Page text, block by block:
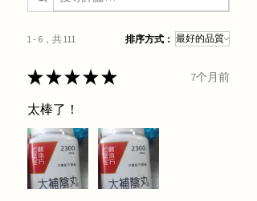
1 - 6，共 111 排序方式：
★★★★★ 7个月前
太棒了！